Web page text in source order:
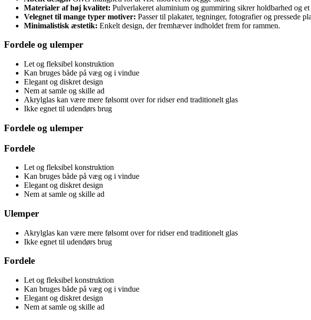
Materialer af høj kvalitet: Pulverlakeret aluminium og gummiring sikrer holdbarhed og
Velegnet til mange typer motiver: Passer til plakater, tegninger, fotografier og pressede
Minimalistisk æstetik: Enkelt design, der fremhæver indholdet frem for rammen.
Fordele og ulemper
Let og fleksibel konstruktion
Kan bruges både på væg og i vindue
Elegant og diskret design
Nem at samle og skille ad
Akrylglas kan være mere følsomt over for ridser end traditionelt glas
Ikke egnet til udendørs brug
Fordele og ulemper
Fordele
Let og fleksibel konstruktion
Kan bruges både på væg og i vindue
Elegant og diskret design
Nem at samle og skille ad
Ulemper
Akrylglas kan være mere følsomt over for ridser end traditionelt glas
Ikke egnet til udendørs brug
Fordele
Let og fleksibel konstruktion
Kan bruges både på væg og i vindue
Elegant og diskret design
Nem at samle og skille ad